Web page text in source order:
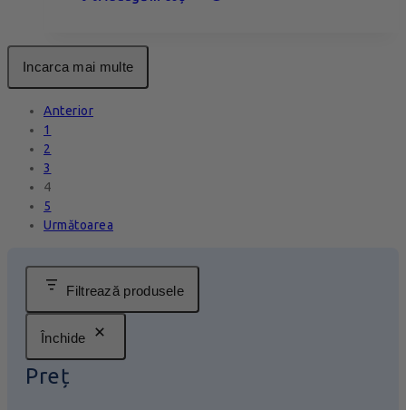
Incarca mai multe
Anterior
1
2
3
4
5
Următoarea
Filtrează produsele
Închide
Preț